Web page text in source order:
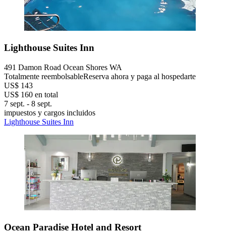
Lighthouse Suites Inn
491 Damon Road Ocean Shores WA
Totalmente reembolsableReserva ahora y paga al hospedarte
US$ 143
US$ 160 en total
7 sept. - 8 sept.
impuestos y cargos incluidos
Lighthouse Suites Inn
Ocean Paradise Hotel and Resort